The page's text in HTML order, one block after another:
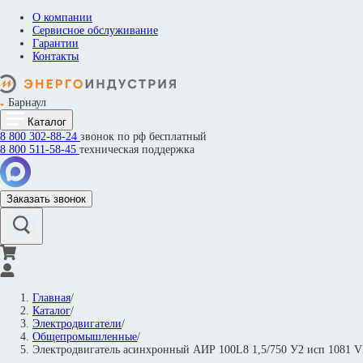
О компании
Сервисное обслуживание
Гарантии
Контакты
Барнаул
Каталог
8 800 302-88-24 звонок по рф бесплатный
8 800 511-58-45 техническая поддержка
Заказать звонок
Главная/
Каталог/
Электродвигатели/
Общепромышленные/
Электродвигатель асинхронный АИР 100L8 1,5/750 У2 исп 1081